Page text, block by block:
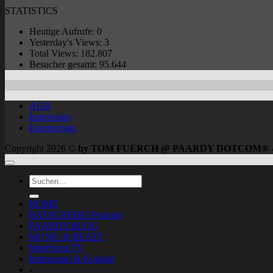
STATISTICS
Heutige Aufrufe: 0
Yesterday's Views: 3
Total Views: 182.807
Besucher gesamt: 95.644
AGB
Impressum
Datenschutz
Copyright 2026 © by TOM FUERCH @ PAARDY
HOME
RATSCHEREI Podcast
PAARDY.BLOG
MUSIC & BEATZ
MeerSeen.TV
Impressum & Kontakt
-